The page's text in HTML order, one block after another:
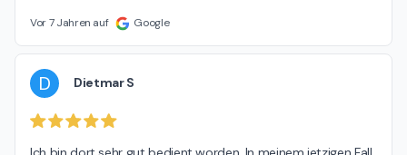
Vor 7 Jahren auf Google
D Dietmar S